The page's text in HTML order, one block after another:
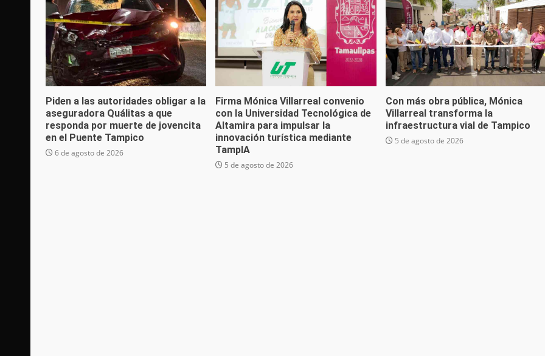
Piden a las autoridades obligar a la
aseguradora Quálitas a que
responda por muerte de jovencita
en el Puente Tampico
6 de agosto de 2026
Firma Mónica Villarreal convenio
con la Universidad Tecnológica de
Altamira para impulsar la
innovación turística mediante
TampIA
5 de agosto de 2026
Con más obra pública, Mónica
Villarreal transforma la
infraestructura vial de Tampico
5 de agosto de 2026